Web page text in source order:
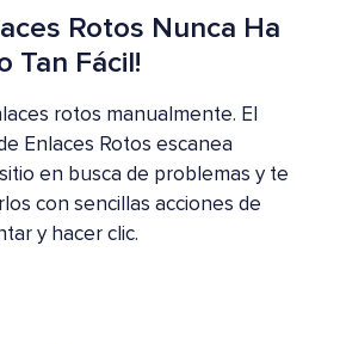
Rotos Nunca Ha
Tan Fácil!
rotos manualmente. El
Enlaces Rotos escanea
en busca de problemas y te
con sencillas acciones de
y hacer clic.